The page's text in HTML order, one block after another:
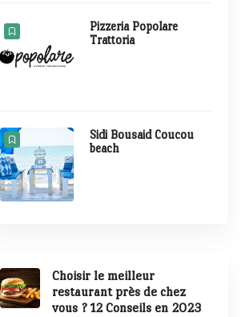
Pizzeria Popolare
Trattoria
Sidi Bousaid Coucou
beach
Choisir le meilleur
restaurant près de chez
vous ? 12 Conseils en 2023